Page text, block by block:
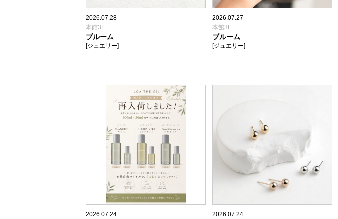
2026.07.28
本館3F
ブルーム
[ジュエリー]
2026.07.27
本館3F
ブルーム
[ジュエリー]
2026.07.24
2026.07.24